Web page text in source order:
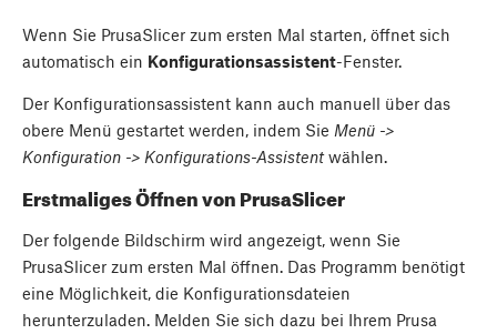
Wenn Sie PrusaSlicer zum ersten Mal starten, öffnet sich
automatisch ein Konfigurationsassistent-Fenster.
Der Konfigurationsassistent kann auch manuell über das
obere Menü gestartet werden, indem Sie Menü ->
Konfiguration -> Konfigurations-Assistentwählen.
Erstmaliges Öffnen von PrusaSlicer
Der folgende Bildschirm wird angezeigt, wenn Sie
PrusaSlicer zum ersten Mal öffnen. Das Programm benötigt
eine Möglichkeit, die Konfigurationsdateien
herunterzuladen. Melden Sie sich dazu bei Ihrem Prusa